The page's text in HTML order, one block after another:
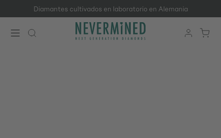
Saltar al contenido principal
Diamantes cultivados en laboratorio en Alemania